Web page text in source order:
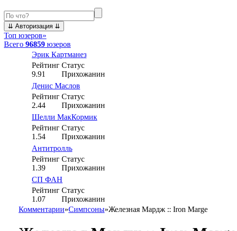
Топ юзеров»
Всего 96859 юзеров
Эрик Картманез
Рейтинг
9.91
Статус
Прихожанин
Денис Маслов
Рейтинг
2.44
Статус
Прихожанин
Шелли МакКормик
Рейтинг
1.54
Статус
Прихожанин
Антитролль
Рейтинг
1.39
Статус
Прихожанин
СП ФАН
Рейтинг
1.07
Статус
Прихожанин
Комментарии»Симпсоны»Железная Мардж :: Iron Marge